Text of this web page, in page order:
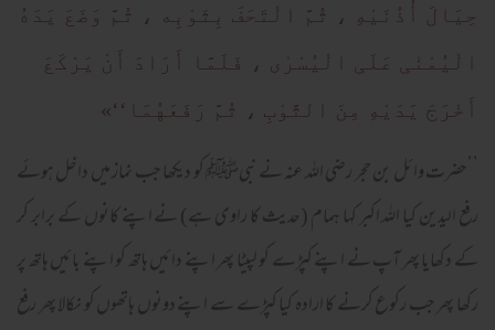
حِيَالَ أُذُنَيْهِ ، ثُمَّ الْتَحَفَ بِثَوْبِه ، ثُمَّ وَضَعَ يَدَهُ
الْيُمْنٰی عَلَی الْيُسْرٰی ، فَلَمَّا أَرَادَ أَنْ يَرْکَعَ
أَخْرَجَ يَدَيْهِ مِنَ الثَّوْبِ ، ثُمَّ رَفَعَهُمَا‘‘»
’’حضرت وائل بن حجر رضی اللہ عنہ نے نبیﷺ کو دیکھا جب نماز میں داخل ہوئے
رفع الیدین کیا اللہ اکبر کہا ہمام (حدیث کا راوی ہے) نے اپنے کانوں کے برابر کر
کے دکھایا پھر آپ نے اپنے کپڑے کو لپیٹا پھر اپنے دائیں ہاتھ کو اپنے بائیں ہاتھ پر
رکھا پھر جب رکوع کرنے کا ارادہ کیا کپڑے سے اپنے دونوں ہاتھوں کو نکالا پھر رفع